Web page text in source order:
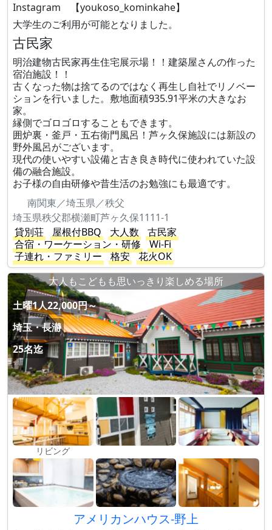
Instagram 【youkoso_kominkahe】
大学生のご利用が可能となりました。
古民家
明治建物古民家再生住宅展示場！！建築屋さんの作った
宿泊施設！！
古くなった物は捨てるのではなく再生し自社でリノベー
ションを行いました。敷地面積935.91平米の大きなお
家。
縁側でゴロゴロすることもできます。
囲炉裏・釜戸・五右衛門風呂！芦ヶ久保施設には新設の
野外風呂がございます。
現代の使いやすい設備と古き良き時代に使われていた設
備の融合施設。
お子様の自由研修や昔生活のお勉強にも最適です。
南関東／埼玉県／秩父
埼玉県秩父郡横瀬町芦ヶ久保1111-1
貸別荘
屋根付BBQ 大人数
古民家
合宿・ワーケーション・研修
Wi-Fi
子連れ・ファミリー
格安
花火OK
大人もこどもも思いっきり楽しめる場所
土曜1人22,000円～
埼玉・長瀞
25名迄
リビング
アメリカンハウス-野上